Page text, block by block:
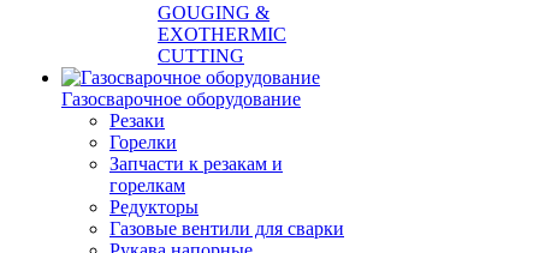
GOUGING &
EXOTHERMIC
CUTTING
Газосварочное оборудование
Резаки
Горелки
Запчасти к резакам и
горелкам
Редукторы
Газовые вентили для сварки